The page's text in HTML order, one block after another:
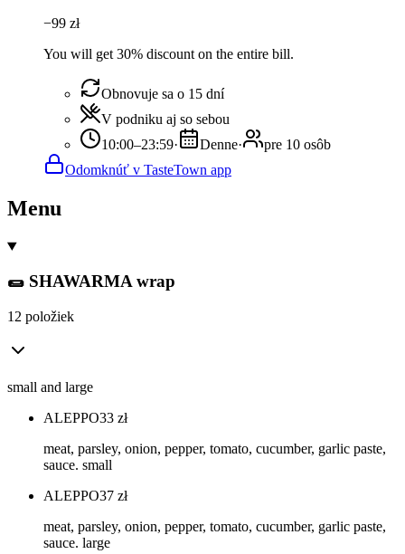
−99 zł
You will get 30% discount on the entire bill.
Obnovuje sa o 15 dní
V podniku aj so sebou
10:00–23:59· Denne·
pre 10 osôb
Odomknúť v TasteTown app
Menu
🌯 SHAWARMA wrap
12 položiek
small and large
ALEPPO33 zł
meat, parsley, onion, pepper, tomato, cucumber, garlic paste,
sauce. small
ALEPPO37 zł
meat, parsley, onion, pepper, tomato, cucumber, garlic paste,
sauce. large